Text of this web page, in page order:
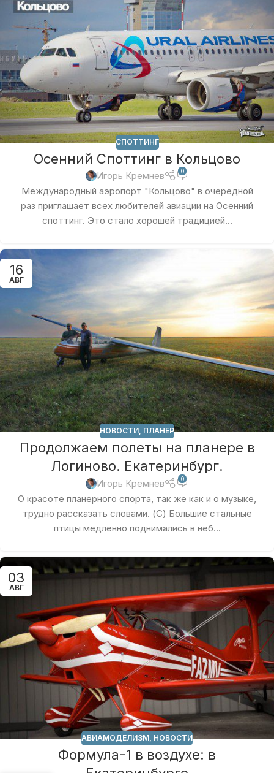
СПОТТИНГ
Осенний Споттинг в Кольцово
Игорь Кремнев 0
Международный аэропорт "Кольцово" в очередной
раз приглашает всех любителей авиации на Осенний
споттинг. Это стало хорошей традицией...
16
АВГ
НОВОСТИ, ПЛАНЕР
Продолжаем полеты на планере в
Логиново. Екатеринбург.
Игорь Кремнев 0
О красоте планерного спорта, так же как и о музыке,
трудно рассказать словами. (С) Большие стальные
птицы медленно поднимались в неб...
03
АВГ
АВИАМОДЕЛИЗМ, НОВОСТИ
Формула-1 в воздухе: в